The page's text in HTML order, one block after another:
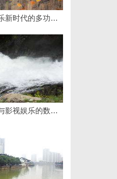
蚂蚁影视：引领影视娱乐新时代的多功能平台解析
探索在线影院：现代人与影视娱乐的数字连接之道